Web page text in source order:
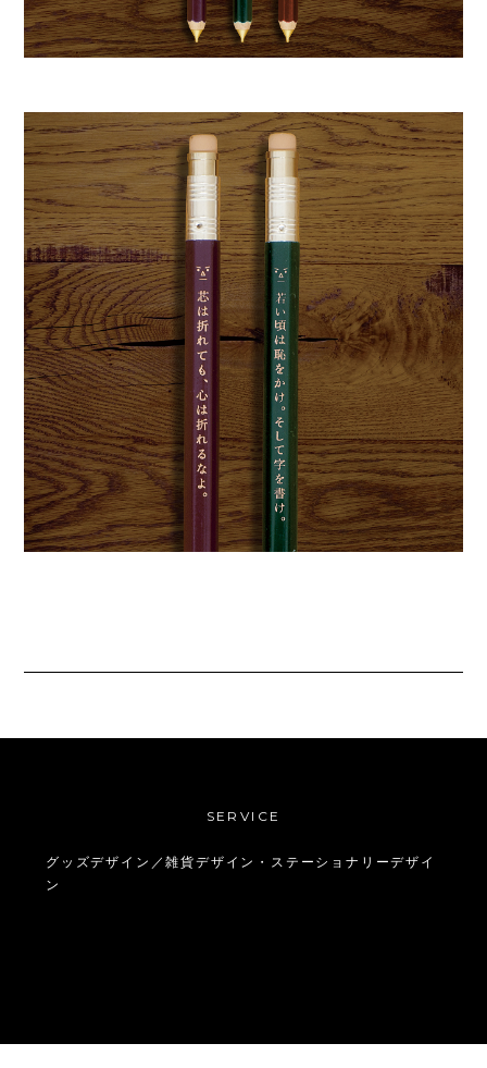
SERVICE
グッズデザイン／雑貨デザイン・ステーショナリーデザイ
ン